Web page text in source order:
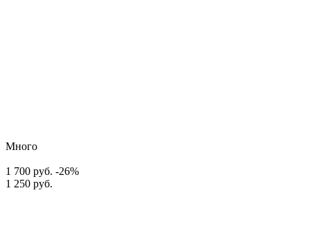
Много
1 700 руб. -26%
1 250 руб.